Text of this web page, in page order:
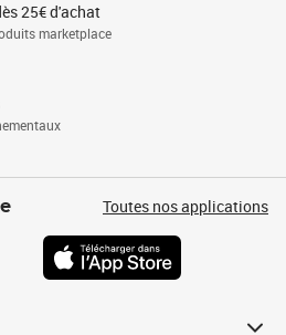
25€ d'achat
marketplace
Toutes nos applications